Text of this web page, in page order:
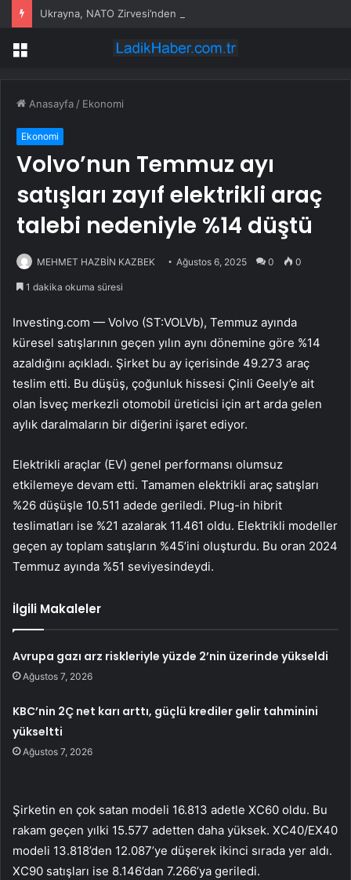
Ukrayna, NATO Zirvesi’nden destek bekliyor
Menü
Anasayfa / Ekonomi
Ekonomi
Volvo’nun Temmuz ayı
satışları zayıf elektrikli araç
talebi nedeniyle %14 düştü
MEHMET HAZBİN KAZBEK Ağustos 6, 2025 0 0
1 dakika okuma süresi
Investing.com — Volvo (ST:VOLVb), Temmuz ayında
küresel satışlarının geçen yılın aynı dönemine göre %14
azaldığını açıkladı. Şirket bu ay içerisinde 49.273 araç
teslim etti. Bu düşüş, çoğunluk hissesi Çinli Geely’e ait
olan İsveç merkezli otomobil üreticisi için art arda gelen
aylık daralmaların bir diğerini işaret ediyor.
Elektrikli araçlar (EV) genel performansı olumsuz
etkilemeye devam etti. Tamamen elektrikli araç satışları
%26 düşüşle 10.511 adede geriledi. Plug-in hibrit
teslimatları ise %21 azalarak 11.461 oldu. Elektrikli modeller
geçen ay toplam satışların %45’ini oluşturdu. Bu oran 2024
Temmuz ayında %51 seviyesindeydi.
İlgili Makaleler
Avrupa gazı arz riskleriyle yüzde 2’nin üzerinde yükseldi
Ağustos 7, 2026
KBC’nin 2Ç net karı arttı, güçlü krediler gelir tahminini
yükseltti
Ağustos 7, 2026
Şirketin en çok satan modeli 16.813 adetle XC60 oldu. Bu
rakam geçen yılki 15.577 adetten daha yüksek. XC40/EX40
modeli 13.818’den 12.087’ye düşerek ikinci sırada yer aldı.
XC90 satışları ise 8.146’dan 7.266’ya geriledi.